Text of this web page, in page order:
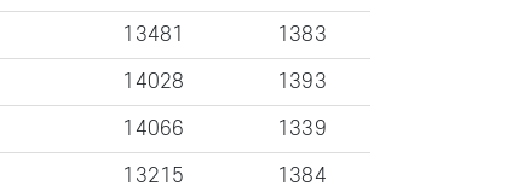
13481 1383
14028 1393
14066 1339
13215 1384